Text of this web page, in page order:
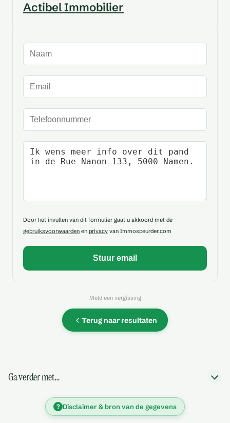
Actibel Immobilier
Naam
E-mailadres
Telefoonnummer
Uw bericht
Door het invullen van dit formulier gaat u akkoord met de
gebruiksvoorwaarden en privacy van Immospeurder.com
Meld een vergissing
Terug naar resultaten
Ga verder met…
? Disclaimer & bron van de gegevens